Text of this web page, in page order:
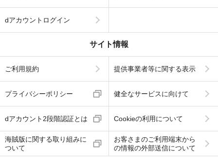
dアカウントログイン
サイト情報
ご利用規約 提供事業者等に関する表示
プライバシーポリシー 健全なサービスに向けて
dアカウント2段階認証とは Cookieの利用について
海賊版に関する取り組みに
ついて
お客さまのご利用端末から
の情報の外部送信について